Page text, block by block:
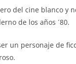
del cine blanco y
de los años ´80.
un personaje de